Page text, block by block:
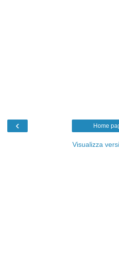
‹ Home
Visualizza